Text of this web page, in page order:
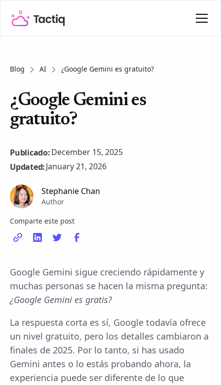
Blog AI ¿Google Gemini es gratuito?
¿Google Gemini es
gratuito?
Publicado:December 15, 2025
Updated:January 21, 2026
Stephanie Chan
Author
Comparte este post
Google Gemini sigue creciendo rápidamente y
muchas personas se hacen la misma pregunta:
¿Google Gemini es gratis?
La respuesta corta es sí, Google todavía ofrece
un nivel gratuito, pero los detalles cambiaron a
finales de 2025. Por lo tanto, si has usado
Gemini antes o lo estás probando ahora, la
experiencia puede ser diferente de lo que